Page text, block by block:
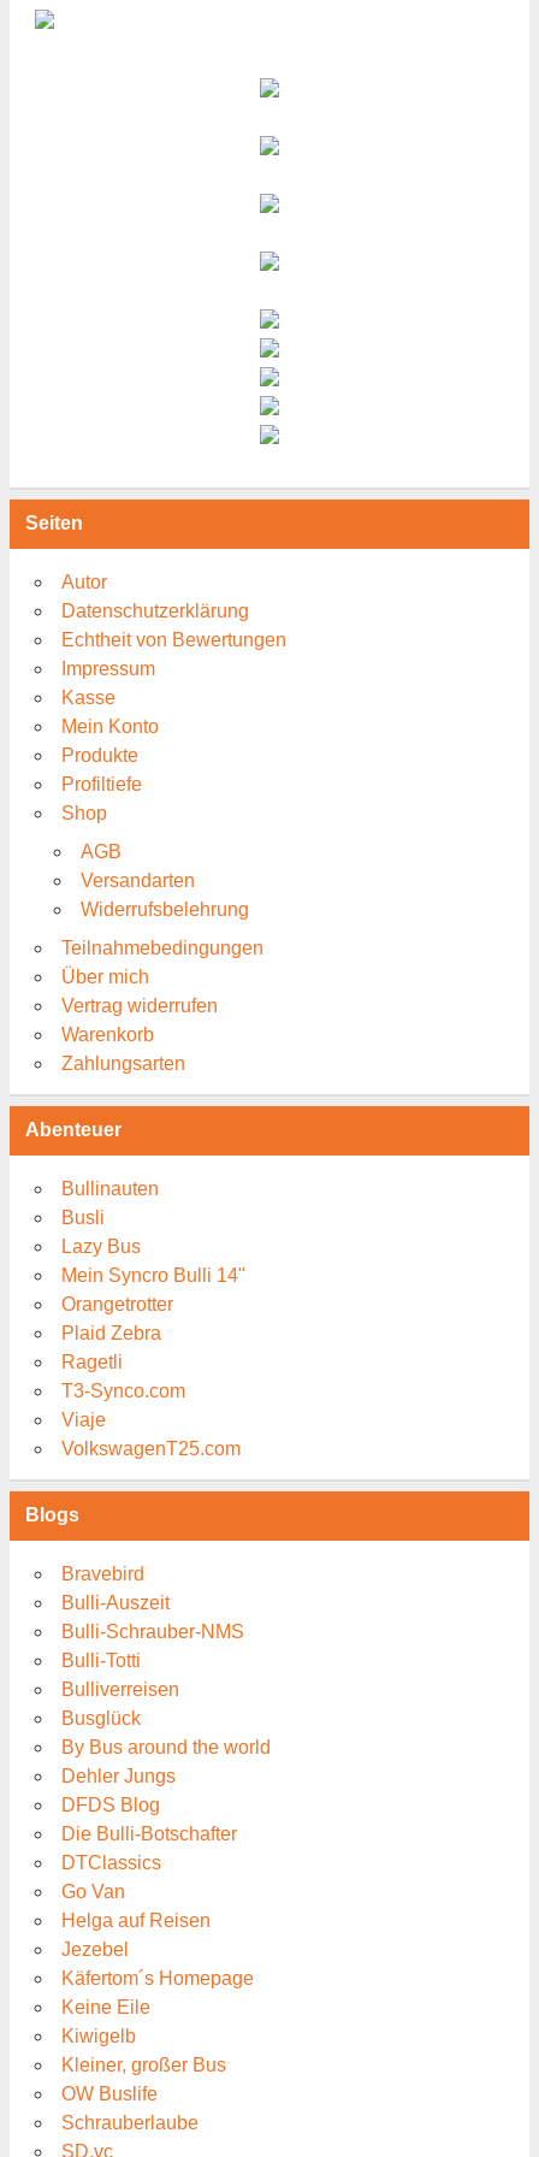
Seiten
Autor
Datenschutzerklärung
Echtheit von Bewertungen
Impressum
Kasse
Mein Konto
Produkte
Profiltiefe
Shop
AGB
Versandarten
Widerrufsbelehrung
Teilnahmebedingungen
Über mich
Vertrag widerrufen
Warenkorb
Zahlungsarten
Abenteuer
Bullinauten
Busli
Lazy Bus
Mein Syncro Bulli 14"
Orangetrotter
Plaid Zebra
Ragetli
T3-Synco.com
Viaje
VolkswagenT25.com
Blogs
Bravebird
Bulli-Auszeit
Bulli-Schrauber-NMS
Bulli-Totti
Bulliverreisen
Busglück
By Bus around the world
Dehler Jungs
DFDS Blog
Die Bulli-Botschafter
DTClassics
Go Van
Helga auf Reisen
Jezebel
Käfertom´s Homepage
Keine Eile
Kiwigelb
Kleiner, großer Bus
OW Buslife
Schrauberlaube
SD.vc